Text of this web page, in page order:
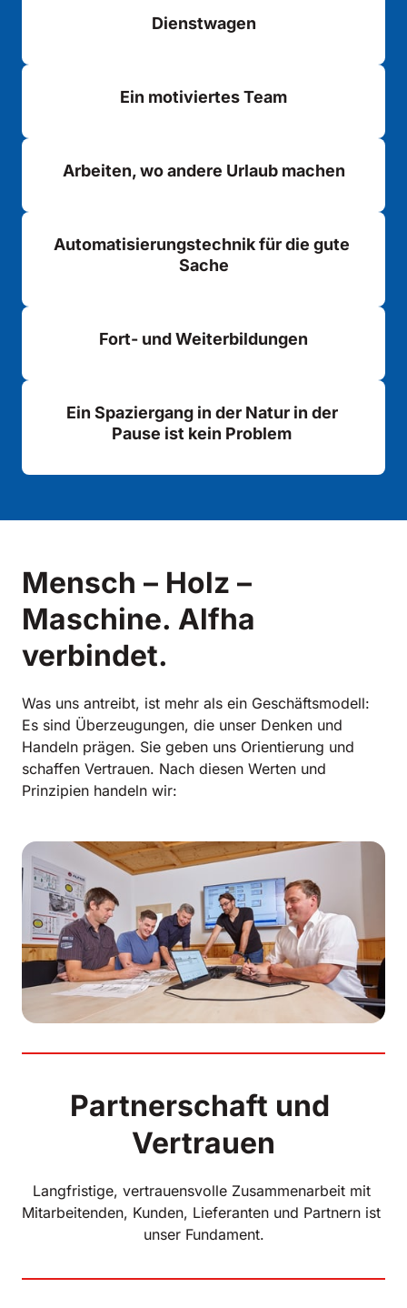
Dienstwagen
Ein motiviertes Team
Arbeiten, wo andere Urlaub machen
Automatisierungstechnik für die gute
Sache
Fort- und Weiterbildungen
Ein Spaziergang in der Natur in der
Pause ist kein Problem
Mensch – Holz –
Maschine. Alfha
verbindet.
Was uns antreibt, ist mehr als ein Geschäftsmodell:
Es sind Überzeugungen, die unser Denken und
Handeln prägen. Sie geben uns Orientierung und
schaffen Vertrauen. Nach diesen Werten und
Prinzipien handeln wir:
Partnerschaft und
Vertrauen
Langfristige, vertrauensvolle Zusammenarbeit mit
Mitarbeitenden, Kunden, Lieferanten und Partnern ist
unser Fundament.